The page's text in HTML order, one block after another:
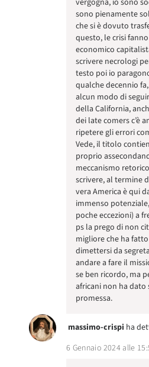
sono pienamente
che si è dovuto
questo, le crisi
economico
scrivere necrologi
testo poi io
qualche decennio
alcun modo di
della California,
dei late comers c’è
ripetere gli errori
Vede, il titolo
proprio
meccanismo
scrivere, al termine
vera America è qui
immenso
poche eccezioni) a
ps la prego di non
migliore che ha
dimettersi da
andare a fare il
se ben ricordo, ma
africani non ha dato
promessa.
massimo-crispi ha
6 Gennaio 2024 alle